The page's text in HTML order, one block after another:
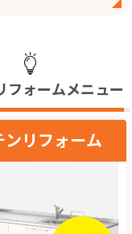
フォームメニュー
ンリフォーム